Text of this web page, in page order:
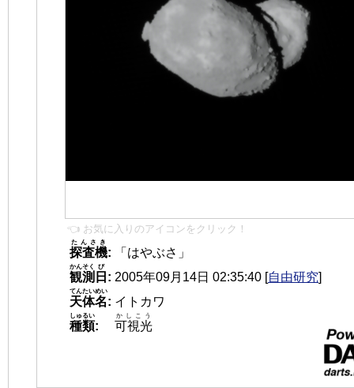
👈 お気に入りのアイコンをクリック！
探査機
たんさき
:
「はやぶさ」
観測
かんそく
日
び
: 2005年09月14日 02:35:40 [自由研究]
天体名
てんたいめい
: イトカワ
種類
しゅるい
: 可視光
かしこう